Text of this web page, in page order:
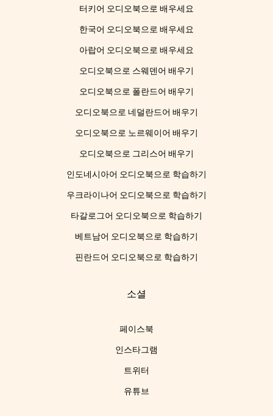
터키어 오디오북으로 배우세요
한국어 오디오북으로 배우세요
아랍어 오디오북으로 배우세요
오디오북으로 스웨덴어 배우기
오디오북으로 폴란드어 배우기
오디오북으로 네덜란드어 배우기
오디오북으로 노르웨이어 배우기
오디오북으로 그리스어 배우기
인도네시아어 오디오북으로 학습하기
우크라이나어 오디오북으로 학습하기
타갈로그어 오디오북으로 학습하기
베트남어 오디오북으로 학습하기
핀란드어 오디오북으로 학습하기
소셜
페이스북
인스타그램
트위터
유튜브